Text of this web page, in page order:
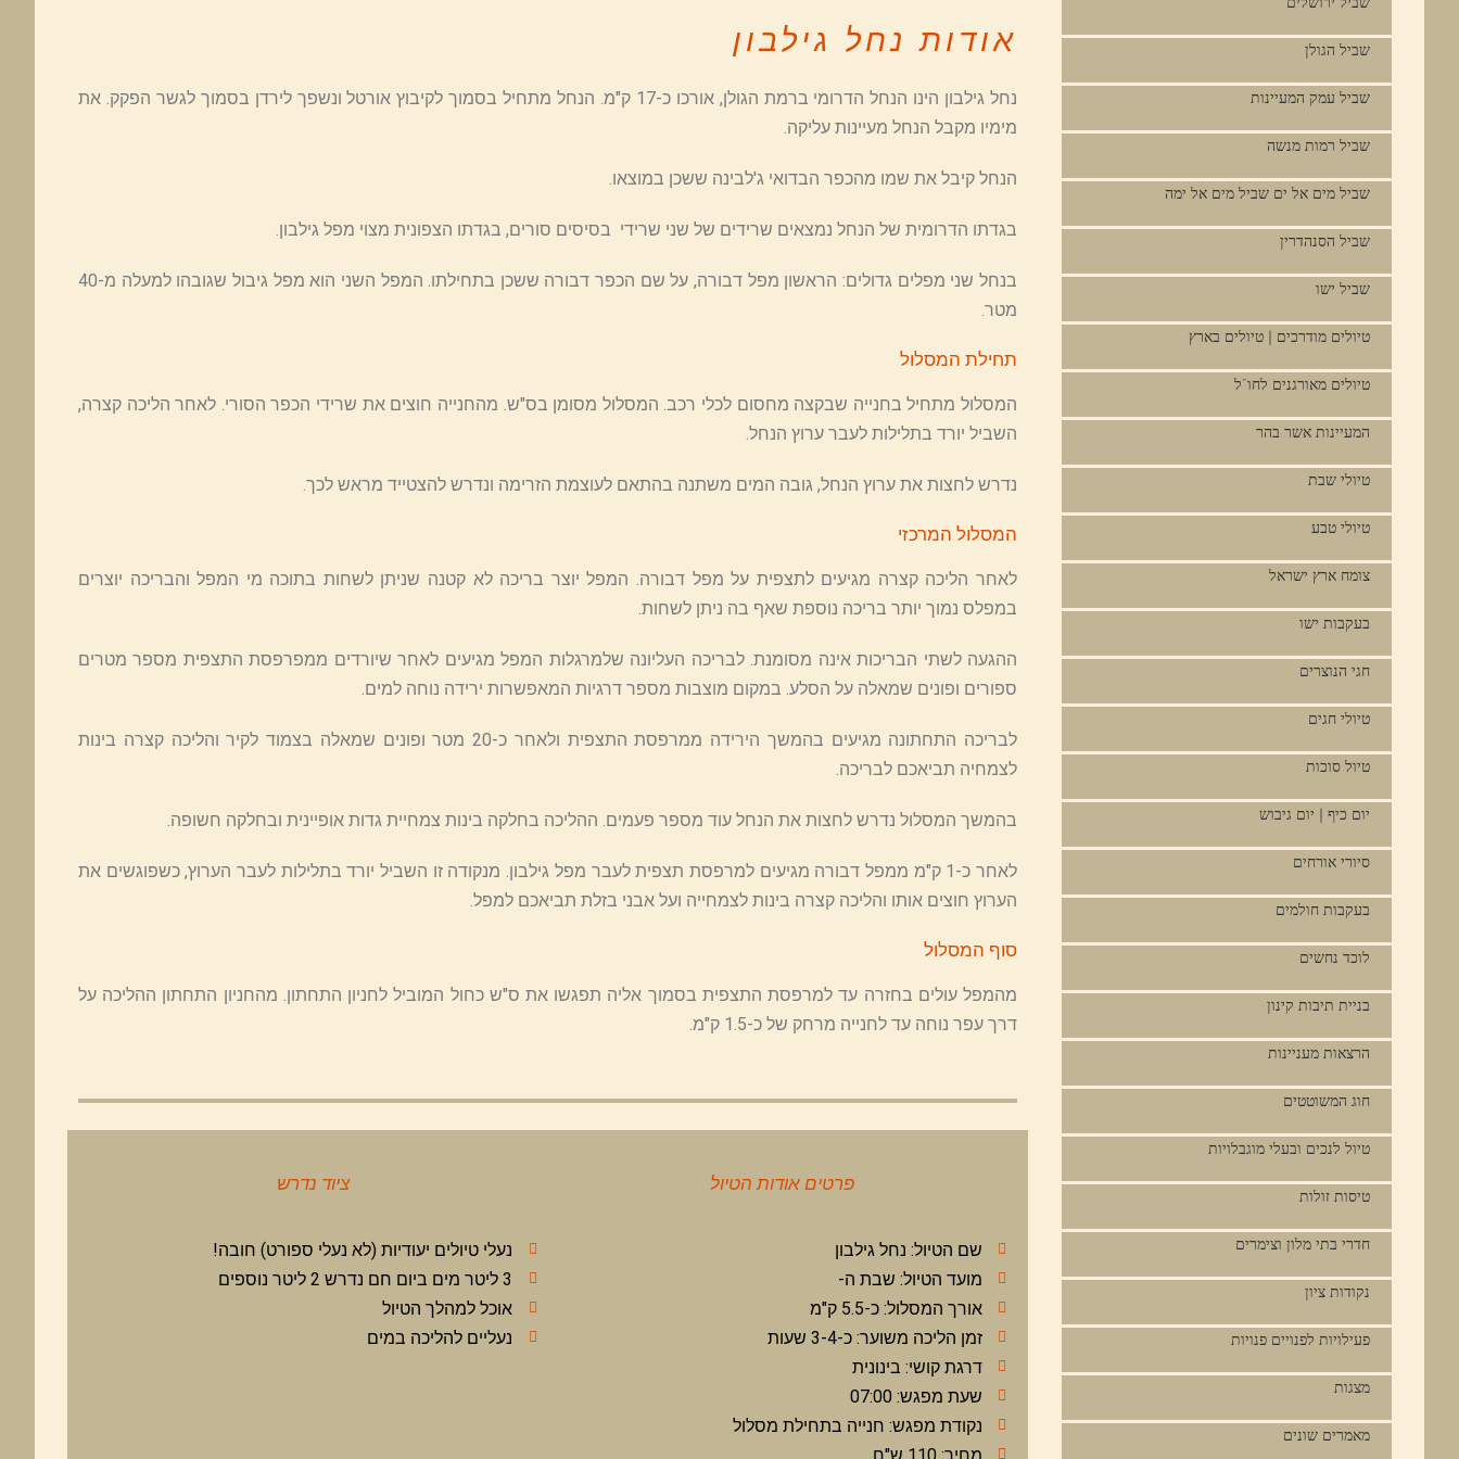
אודות נחל גילבון
נחל גילבון הינו הנחל הדרומי ברמת הגולן, אורכו כ-17 ק"מ. הנחל מתחיל בסמוך לקיבוץ אורטל ונשפך לירדן בסמוך לגשר הפקק. את
מימיו מקבל הנחל מעיינות עליקה.
הנחל קיבל את שמו מהכפר הבדואי ג'לבינה ששכן במוצאו.
בגדתו הדרומית של הנחל נמצאים שרידים של שני שרידי בסיסים סורים, בגדתו הצפונית מצוי מפל גילבון.
בנחל שני מפלים גדולים: הראשון מפל דבורה, על שם הכפר דבורה ששכן בתחילתו. המפל השני הוא מפל גיבול שגובהו למעלה מ-40
מטר.
תחילת המסלול
המסלול מתחיל בחנייה שבקצה מחסום לכלי רכב. המסלול מסומן בס"ש. מהחנייה חוצים את שרידי הכפר הסורי. לאחר הליכה קצרה,
השביל יורד בתלילות לעבר ערוץ הנחל.
נדרש לחצות את ערוץ הנחל, גובה המים משתנה בהתאם לעוצמת הזרימה ונדרש להצטייד מראש לכך.
המסלול המרכזי
לאחר הליכה קצרה מגיעים לתצפית על מפל דבורה. המפל יוצר בריכה לא קטנה שניתן לשחות בתוכה מי המפל והבריכה יוצרים
במפלס נמוך יותר בריכה נוספת שאף בה ניתן לשחות.
ההגעה לשתי הבריכות אינה מסומנת. לבריכה העליונה שלמרגלות המפל מגיעים לאחר שיורדים ממפרפסת התצפית מספר מטרים
ספורים ופונים שמאלה על הסלע. במקום מוצבות מספר דרגיות המאפשרות ירידה נוחה למים.
לבריכה התחתונה מגיעים בהמשך הירידה ממרפסת התצפית ולאחר כ-20 מטר ופונים שמאלה בצמוד לקיר והליכה קצרה בינות
לצמחיה תביאכם לבריכה.
בהמשך המסלול נדרש לחצות את הנחל עוד מספר פעמים. ההליכה בחלקה בינות צמחיית גדות אופיינית ובחלקה חשופה.
לאחר כ-1 ק"מ ממפל דבורה מגיעים למרפסת תצפית לעבר מפל גילבון. מנקודה זו השביל יורד בתלילות לעבר הערוץ, כשפוגשים את
הערוץ חוצים אותו והליכה קצרה בינות לצמחייה ועל אבני בזלת תביאכם למפל.
סוף המסלול
מהמפל עולים בחזרה עד למרפסת התצפית בסמוך אליה תפגשו את ס"ש כחול המוביל לחניון התחתון. מהחניון התחתון ההליכה על
דרך עפר נוחה עד לחנייה מרחק של כ-1.5 ק"מ.
פרטים אודות הטיול
שם הטיול: נחל גילבון
מועד הטיול: שבת ה-
אורך המסלול: כ-5.5 ק"מ
זמן הליכה משוער: כ-3-4 שעות
דרגת קושי: בינונית
שעת מפגש: 07:00
נקודת מפגש: חנייה בתחילת מסלול
מחיר: 110 ש"ח
ציוד נדרש
נעלי טיולים יעודיות (לא נעלי ספורט) חובה!
3 ליטר מים ביום חם נדרש 2 ליטר נוספים
אוכל למהלך הטיול
נעליים להליכה במים
שביל הגולן
שביל עמק המעיינות
שביל רמות מנשה
שביל מים אל ים שביל מים אל ימה
שביל הסנהדרין
שביל ישו
טיולים מודרכים | טיולים בארץ
טיולים מאורגנים לחו"ל
המעיינות אשר בהר
טיולי שבת
טיולי טבע
צומח ארץ ישראל
בעקבות ישו
חגי הנוצרים
טיולי חגים
טיול סוכות
יום כיף | יום גיבוש
סיורי אורחים
בעקבות חולמים
לוכד נחשים
בניית תיבות קינון
הרצאות מעניינות
חוג המשוטטים
טיול לנכים ובעלי מוגבלויות
טיסות זולות
חדרי בתי מלון וצימרים
נקודות ציון
פעילויות לפנויים פנויות
מצגות
מאמרים שונים